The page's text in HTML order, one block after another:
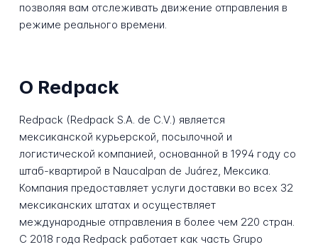
позволяя вам отслеживать движение отправления в
режиме реального времени.
О Redpack
Redpack (Redpack S.A. de C.V.) является
мексиканской курьерской, посылочной и
логистической компанией, основанной в 1994 году со
штаб-квартирой в Naucalpan de Juárez, Мексика.
Компания предоставляет услуги доставки во всех 32
мексиканских штатах и осуществляет
международные отправления в более чем 220 стран.
С 2018 года Redpack работает как часть Grupo